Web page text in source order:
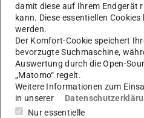
Digitale Diskussionen
06.02.2025
Wikis wirkungsvoll einsetzen:
01.02.2025
damit diese auf Ihrem Endgerät
kann. Diese essentiellen
werden.
Der Komfort-Cookie speichert
bevorzugte Suchmaschine,
Auswertung durch die Open-
„Matomo“ regelt.
Weitere Informationen zum
in unserer
Nur essentielle